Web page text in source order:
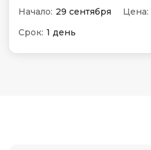
Начало: 29 сентября Цена:
Срок: 1 день